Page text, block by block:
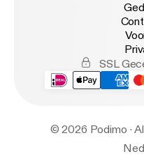
SSL
© 2026 Podimo ·